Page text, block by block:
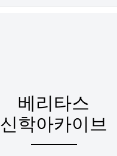
베리타스
신학아카이브